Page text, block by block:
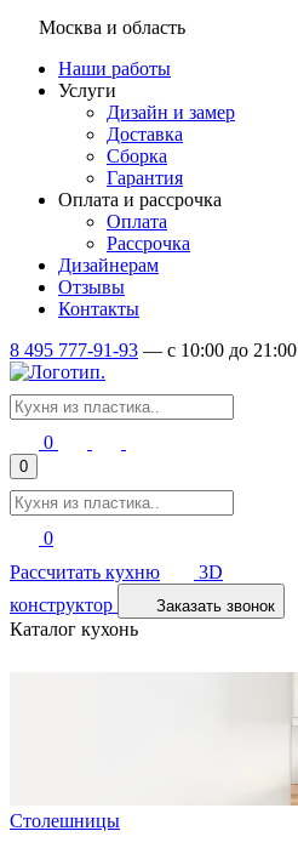
Москва и область
Наши работы
Услуги
Дизайн и замер
Доставка
Сборка
Гарантия
Оплата и рассрочка
Оплата
Рассрочка
Дизайнерам
Отзывы
Контакты
8 495 777-91-93 — c 10:00 до 21:00
0
0
0
Рассчитать кухню
3D
конструктор
Заказать звонок
Каталог кухонь
Столешницы